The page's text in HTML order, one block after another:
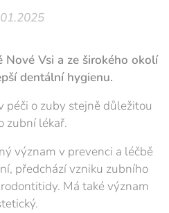
Nové Vsi a ze širokého okolí
dentální hygienu.
péči o zuby stejně důležitou
zubní lékař.
význam v prevenci a léčbě
předchází vzniku zubního
Má také význam